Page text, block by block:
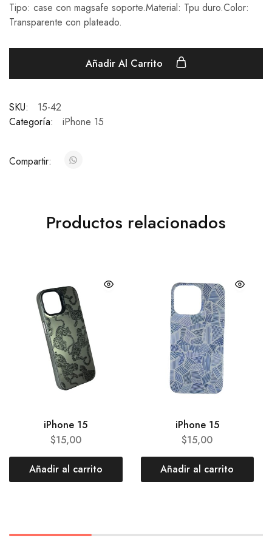
Tipo: case con magsafe soporte.Material: Tpu duro.Color:
Transparente con plateado.
Añadir Al Carrito
SKU:
15-42
Categoría:
iPhone 15
Compartir:
Productos relacionados
iPhone 15
$15,00
Añadir al carrito
iPhone 15
$15,00
Añadir al carrito